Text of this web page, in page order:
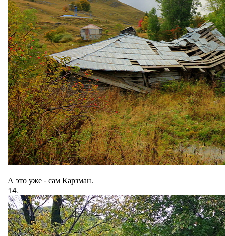
А это уже - сам Карзман.
14.